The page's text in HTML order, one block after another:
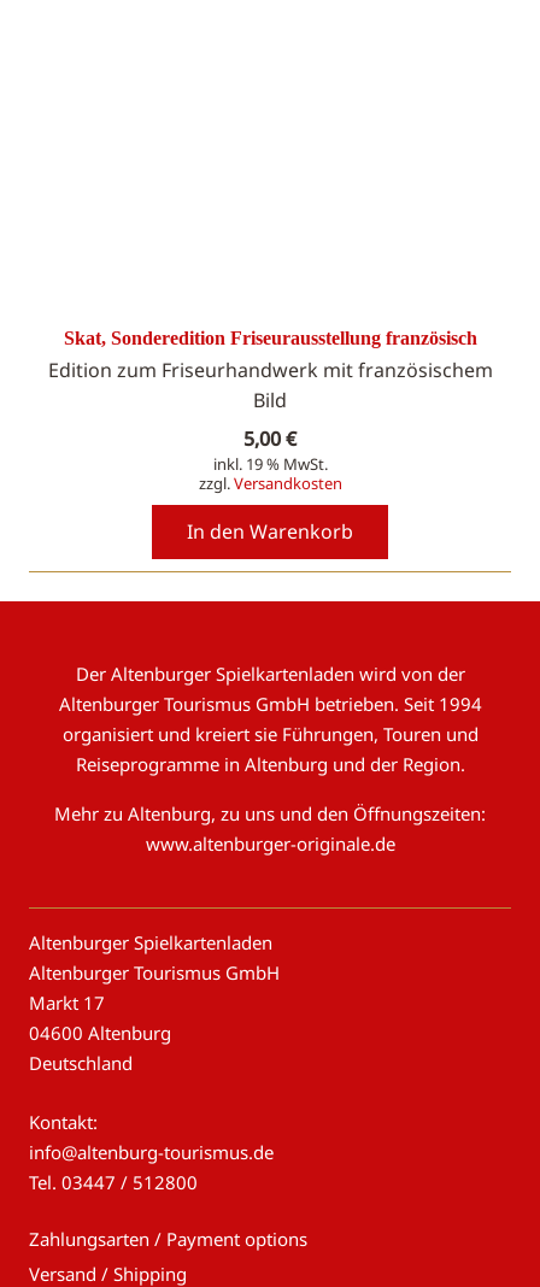
Skat, Sonderedition Friseurausstellung französisch
Edition zum Friseurhandwerk mit französischem
Bild
5,00€
inkl. 19 % MwSt.
zzgl.Versandkosten
In den Warenkorb
Der Altenburger Spielkartenladen wird von der
Altenburger Tourismus GmbH betrieben. Seit 1994
organisiert und kreiert sie Führungen, Touren und
Reiseprogramme in Altenburg und der Region.
Mehr zu Altenburg, zu uns und den Öffnungszeiten:
www.altenburger-originale.de
Altenburger Spielkartenladen
Altenburger Tourismus GmbH
Markt 17
04600 Altenburg
Deutschland
Kontakt:
info@altenburg-tourismus.de
Tel. 03447 / 512800
Zahlungsarten / Payment options
Versand / Shipping